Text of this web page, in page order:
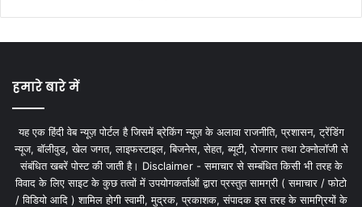
हमारे बारे में
यह एक हिंदी वेब न्यूज़ पोर्टल है जिसमें ब्रेकिंग न्यूज़ के अलावा राजनीति, प्रशासन, ट्रेंडिंग
न्यूज, बॉलीवुड, खेल जगत, लाइफस्टाइल, बिजनेस, सेहत, ब्यूटी, रोजगार तथा टेक्नोलॉजी से
संबंधित खबरें पोस्ट की जाती है। Disclaimer - समाचार से सम्बंधित किसी भी तरह के
विवाद के लिए साइट के कुछ तत्वों में उपयोगकर्ताओं द्वारा प्रस्तुत सामग्री ( समाचार / फोटो
/ विडियो आदि ) शामिल होगी स्वामी, मुद्रक, प्रकाशक, संपादक इस तरह के सामग्रियों के